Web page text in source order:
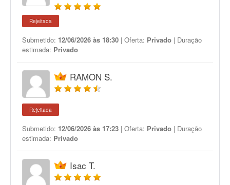
Rejeitada
Submetido: 12/06/2026 às 18:30 | Oferta: Privado | Duração
estimada: Privado
RAMON S.
Rejeitada
Submetido: 12/06/2026 às 17:23 | Oferta: Privado | Duração
estimada: Privado
Isac T.